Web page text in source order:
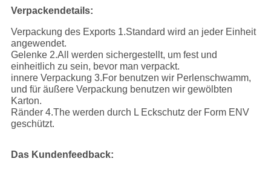
Verpackendetails:
Verpackung des Exports 1.Standard wird an jeder Einheit
angewendet.
Gelenke 2.All werden sichergestellt, um fest und
einheitlich zu sein, bevor man verpackt.
innere Verpackung 3.For benutzen wir Perlenschwamm,
und für äußere Verpackung benutzen wir gewölbten
Karton.
Ränder 4.The werden durch L Eckschutz der Form ENV
geschützt.
Das Kundenfeedback: